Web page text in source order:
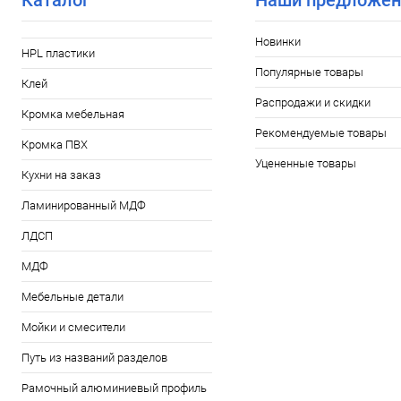
HPL пластики
Клей
Кромка мебельная
Кромка ПВХ
Кухни на заказ
Ламинированный МДФ
ЛДСП
МДФ
Мебельные детали
Мойки и смесители
Путь из названий разделов
Рамочный алюминиевый профиль
Новинки
Популярные товары
Распродажи и скидки
Рекомендуемые товары
Уцененные товары